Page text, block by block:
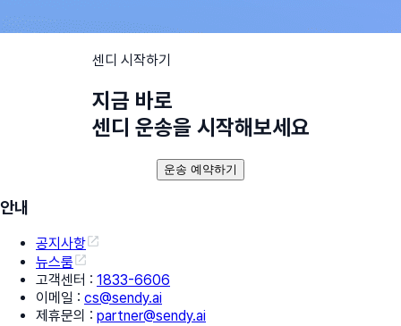
센디 시작하기
지금 바로
센디 운송을 시작해보세요
운송 예약하기
안내
공지사항
뉴스룸
고객센터 : 1833-6606
이메일 : cs@sendy.ai
제휴문의 : partner@sendy.ai